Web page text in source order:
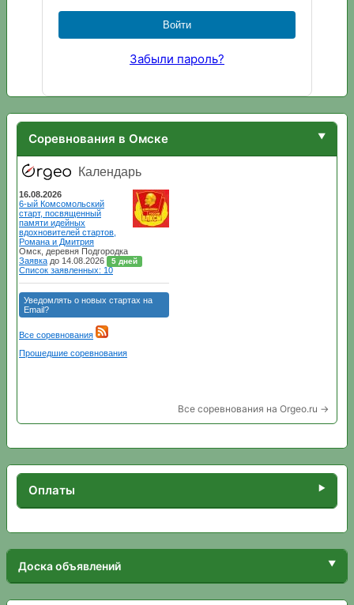
Забыли пароль?
Соревнования в Омске
Все соревнования на Orgeo.ru →
Оплаты
Доска объявлений